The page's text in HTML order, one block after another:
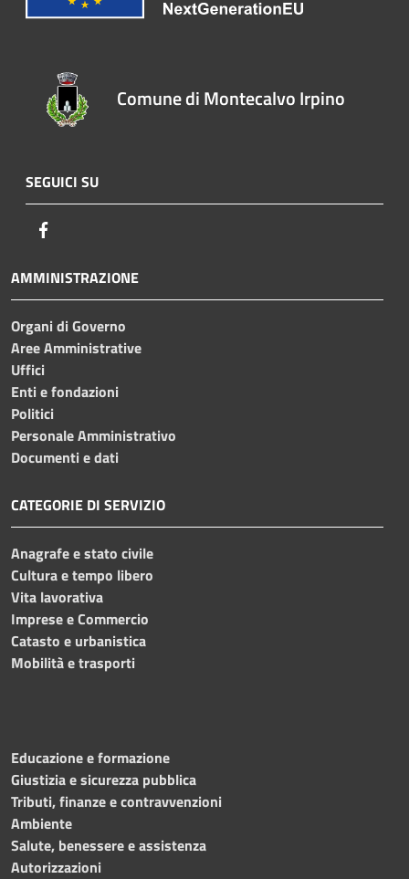
Comune di Montecalvo Irpino
SEGUICI SU
AMMINISTRAZIONE
Organi di Governo
Aree Amministrative
Uffici
Enti e fondazioni
Politici
Personale Amministrativo
Documenti e dati
CATEGORIE DI SERVIZIO
Anagrafe e stato civile
Cultura e tempo libero
Vita lavorativa
Imprese e Commercio
Catasto e urbanistica
Mobilità e trasporti
Educazione e formazione
Giustizia e sicurezza pubblica
Tributi, finanze e contravvenzioni
Ambiente
Salute, benessere e assistenza
Autorizzazioni